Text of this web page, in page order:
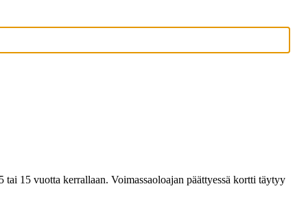
15 vuotta kerrallaan. Voimassaoloajan päättyessä kortti täytyy